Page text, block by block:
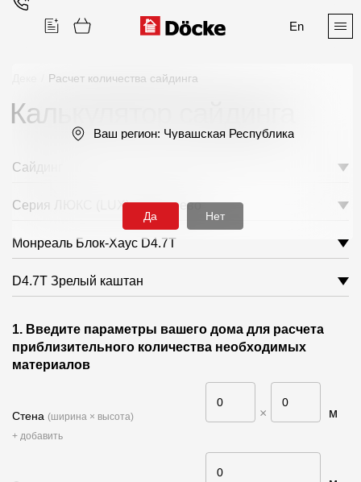
En
Поиск
Продукция
Фасадные материалы
Софиты
Фасадные панели
Комплектующие для фасадов
Расчет количества сайдинга
Калькулятор сайдинга
Сайдинг
Серия ЛЮКС (LUX) под дерево
Монреаль Блок-Хаус D4.7T
D4.7T Зрелый каштан
1. Введите параметры вашего дома для расчета
приблизительного количества необходимых
материалов
Стена (ширина × высота) × м
+ добавить
Ваш регион: Чувашская Республика
Да Нет